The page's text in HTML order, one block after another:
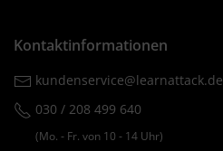
Kontaktinformationen
kundenservice@learnattack.de
030 / 208 499 640
(Mo. ‐ Fr. von 10 ‐ 14 Uhr)